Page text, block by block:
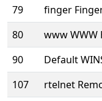
79
finger
80
www WWW
90
Default
107
rtelnet